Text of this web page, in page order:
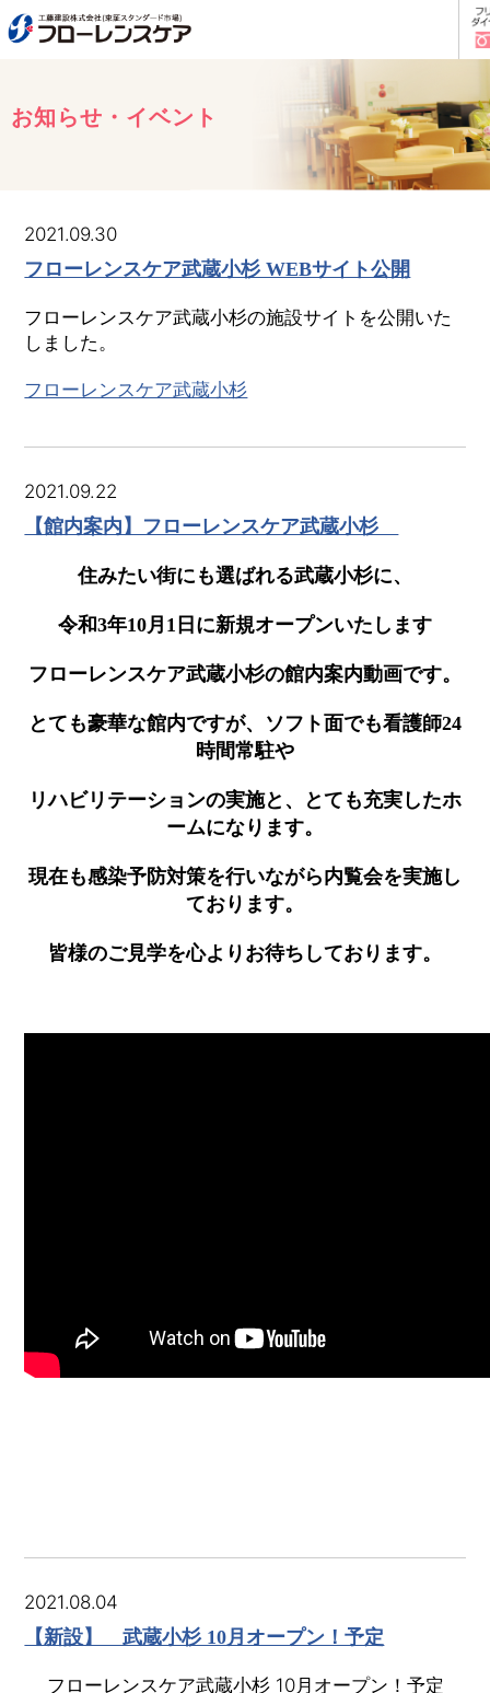
お知らせ・イベント
2021.09.30
フローレンスケア武蔵小杉 WEBサイト公開
フローレンスケア武蔵小杉の施設サイトを公開いた
しました。
フローレンスケア武蔵小杉
2021.09.22
【館内案内】フローレンスケア武蔵小杉
住みたい街にも選ばれる武蔵小杉に、
令和3年10月1日に新規オープンいたします
フローレンスケア武蔵小杉の館内案内動画です。
とても豪華な館内ですが、ソフト面でも看護師24
時間常駐や
リハビリテーションの実施と、とても充実したホ
ームになります。
現在も感染予防対策を行いながら内覧会を実施し
ております。
皆様のご見学を心よりお待ちしております。
2021.08.04
【新設】 武蔵小杉 10月オープン！予定
フローレンスケア武蔵小杉 10月オープン！予定